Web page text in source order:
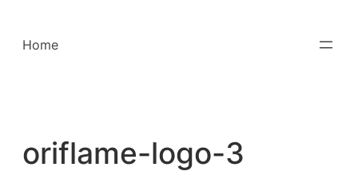
para
Home
oriflame-logo-3